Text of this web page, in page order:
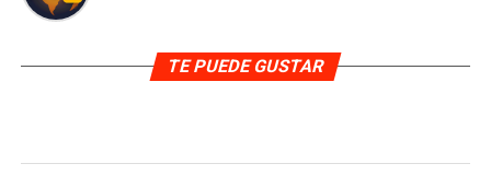
TE PUEDE GUSTAR